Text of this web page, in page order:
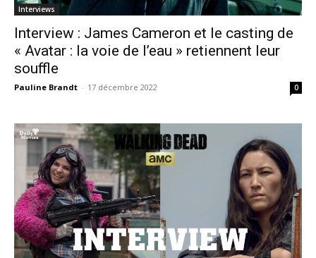
Interviews
Interview : James Cameron et le casting de
« Avatar : la voie de l’eau » retiennent leur
souffle
Pauline Brandt - 17 décembre 2022 0